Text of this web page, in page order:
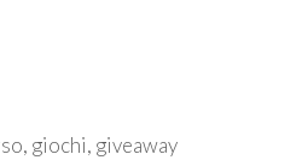
, giochi, giveaway